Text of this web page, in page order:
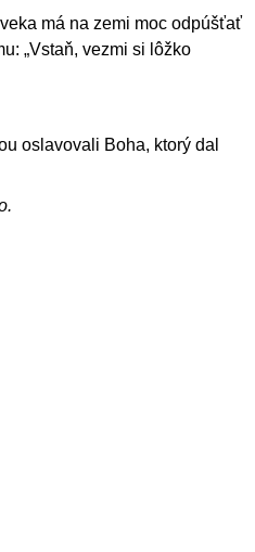
má na zemi moc odpúšťať
„Vstaň, vezmi si lôžko
oslavovali Boha, ktorý dal